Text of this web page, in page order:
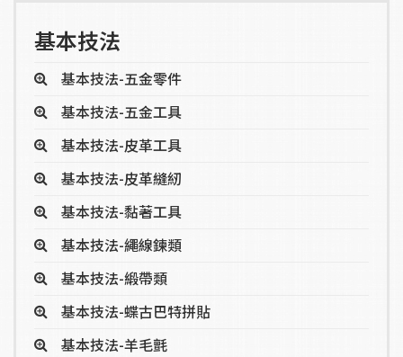
基本技法
基本技法-五金零件
基本技法-五金工具
基本技法-皮革工具
基本技法-皮革縫紉
基本技法-黏著工具
基本技法-繩線鍊類
基本技法-緞帶類
基本技法-蝶古巴特拼貼
基本技法-羊毛氈